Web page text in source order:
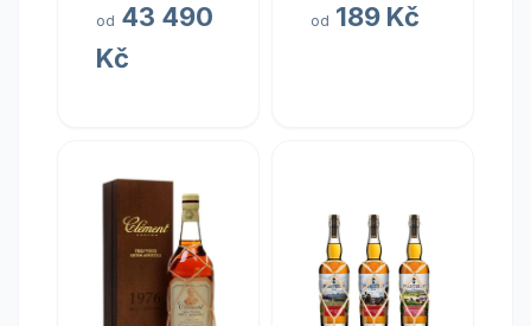
1977 45yo (3rd
od 43 490
Kč
od 189 Kč